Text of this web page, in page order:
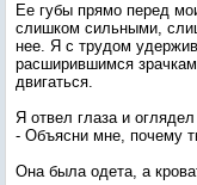
Ее губы прямо перед
слишком сильными,
нее. Я с трудом
расширившимся
двигаться.
Я отвел глаза и
- Объясни мне, почему
Она была одета, а